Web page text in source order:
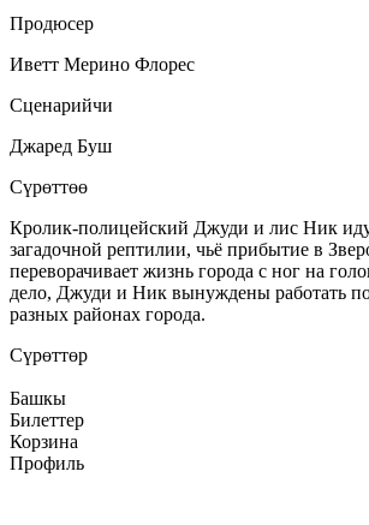
Продюсер
Иветт Мерино Флорес
Сценарийчи
Джаред Буш
Сүрөттөө
Кролик-полицейский Джуди и лис Ник
загадочной рептилии, чьё прибытие в
переворачивает жизнь города с ног на
дело, Джуди и Ник вынуждены работать
разных районах города.
Сүрөттөр
Башкы
Билеттер
Корзина
Профиль